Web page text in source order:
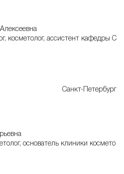
косметолог, ассистент кафедры С
Санкт-Петербург
основатель клиники космето